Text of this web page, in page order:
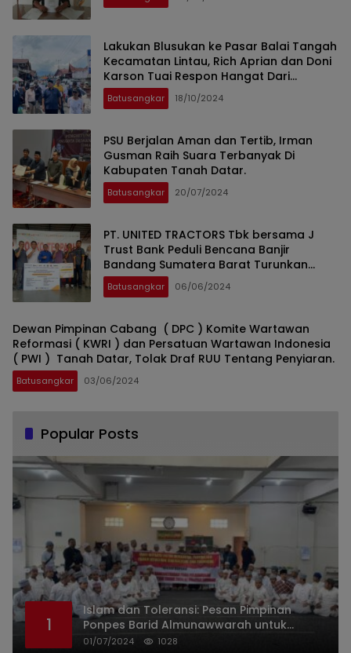
Lakukan Blusukan ke Pasar Balai Tangah
Kecamatan Lintau, Rich Aprian dan Doni
Karson Tuai Respon Hangat Dari
Masyaraka
Batusangkar 18/10/2024
PSU Berjalan Aman dan Tertib, Irman
Gusman Raih Suara Terbanyak Di
Kabupaten Tanah Datar.
Batusangkar 20/07/2024
PT. UNITED TRACTORS Tbk bersama J
Trust Bank Peduli Bencana Banjir
Bandang Sumatera Barat Turunkan
Bantuan
Batusangkar 06/06/2024
Dewan Pimpinan Cabang ( DPC ) Komite Wartawan
Reformasi ( KWRI ) dan Persatuan Wartawan Indonesia
( PWI ) Tanah Datar, Tolak Draf RUU Tentang Penyiaran.
Batusangkar 03/06/2024
Popular Posts
1
Islam dan Toleransi: Pesan Pimpinan
Ponpes Barid Almunawwarah untuk
Indonesia
01/07/2024 1028